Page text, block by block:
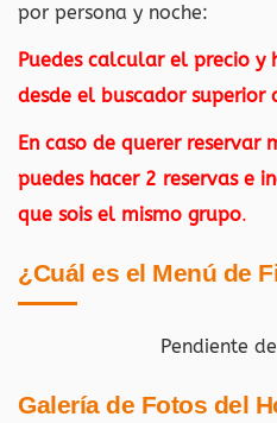
por persona y noche:
Puedes calcular el precio
desde el buscador superior
En caso de querer reservar
puedes hacer 2 reservas e
que sois el mismo grupo.
¿Cuál es el Menú de
Pendiente
Galería de Fotos del